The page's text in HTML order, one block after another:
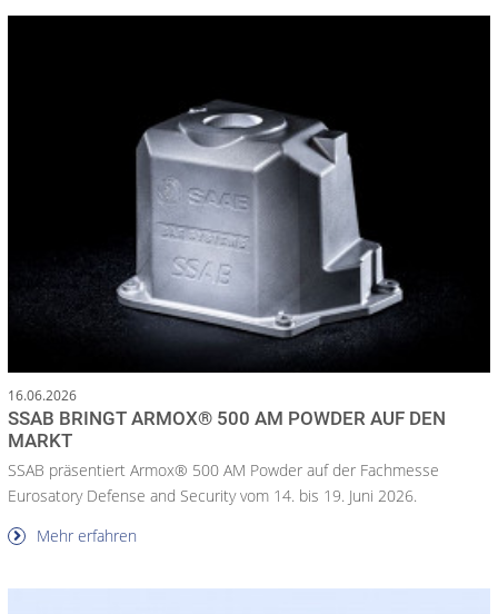
16.06.2026
SSAB BRINGT ARMOX® 500 AM POWDER AUF DEN
MARKT
SSAB präsentiert Armox® 500 AM Powder auf der Fachmesse
Eurosatory Defense and Security vom 14. bis 19. Juni 2026.
Mehr erfahren